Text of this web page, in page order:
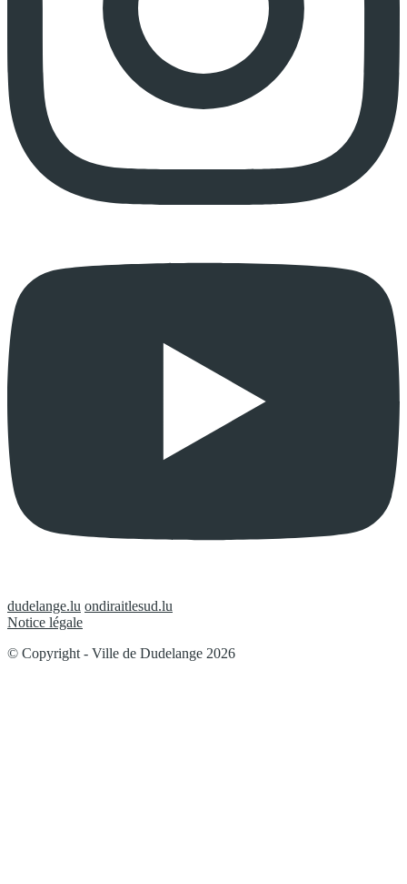
dudelange.lu ondiraitlesud.lu
Notice légale
© Copyright - Ville de Dudelange 2026